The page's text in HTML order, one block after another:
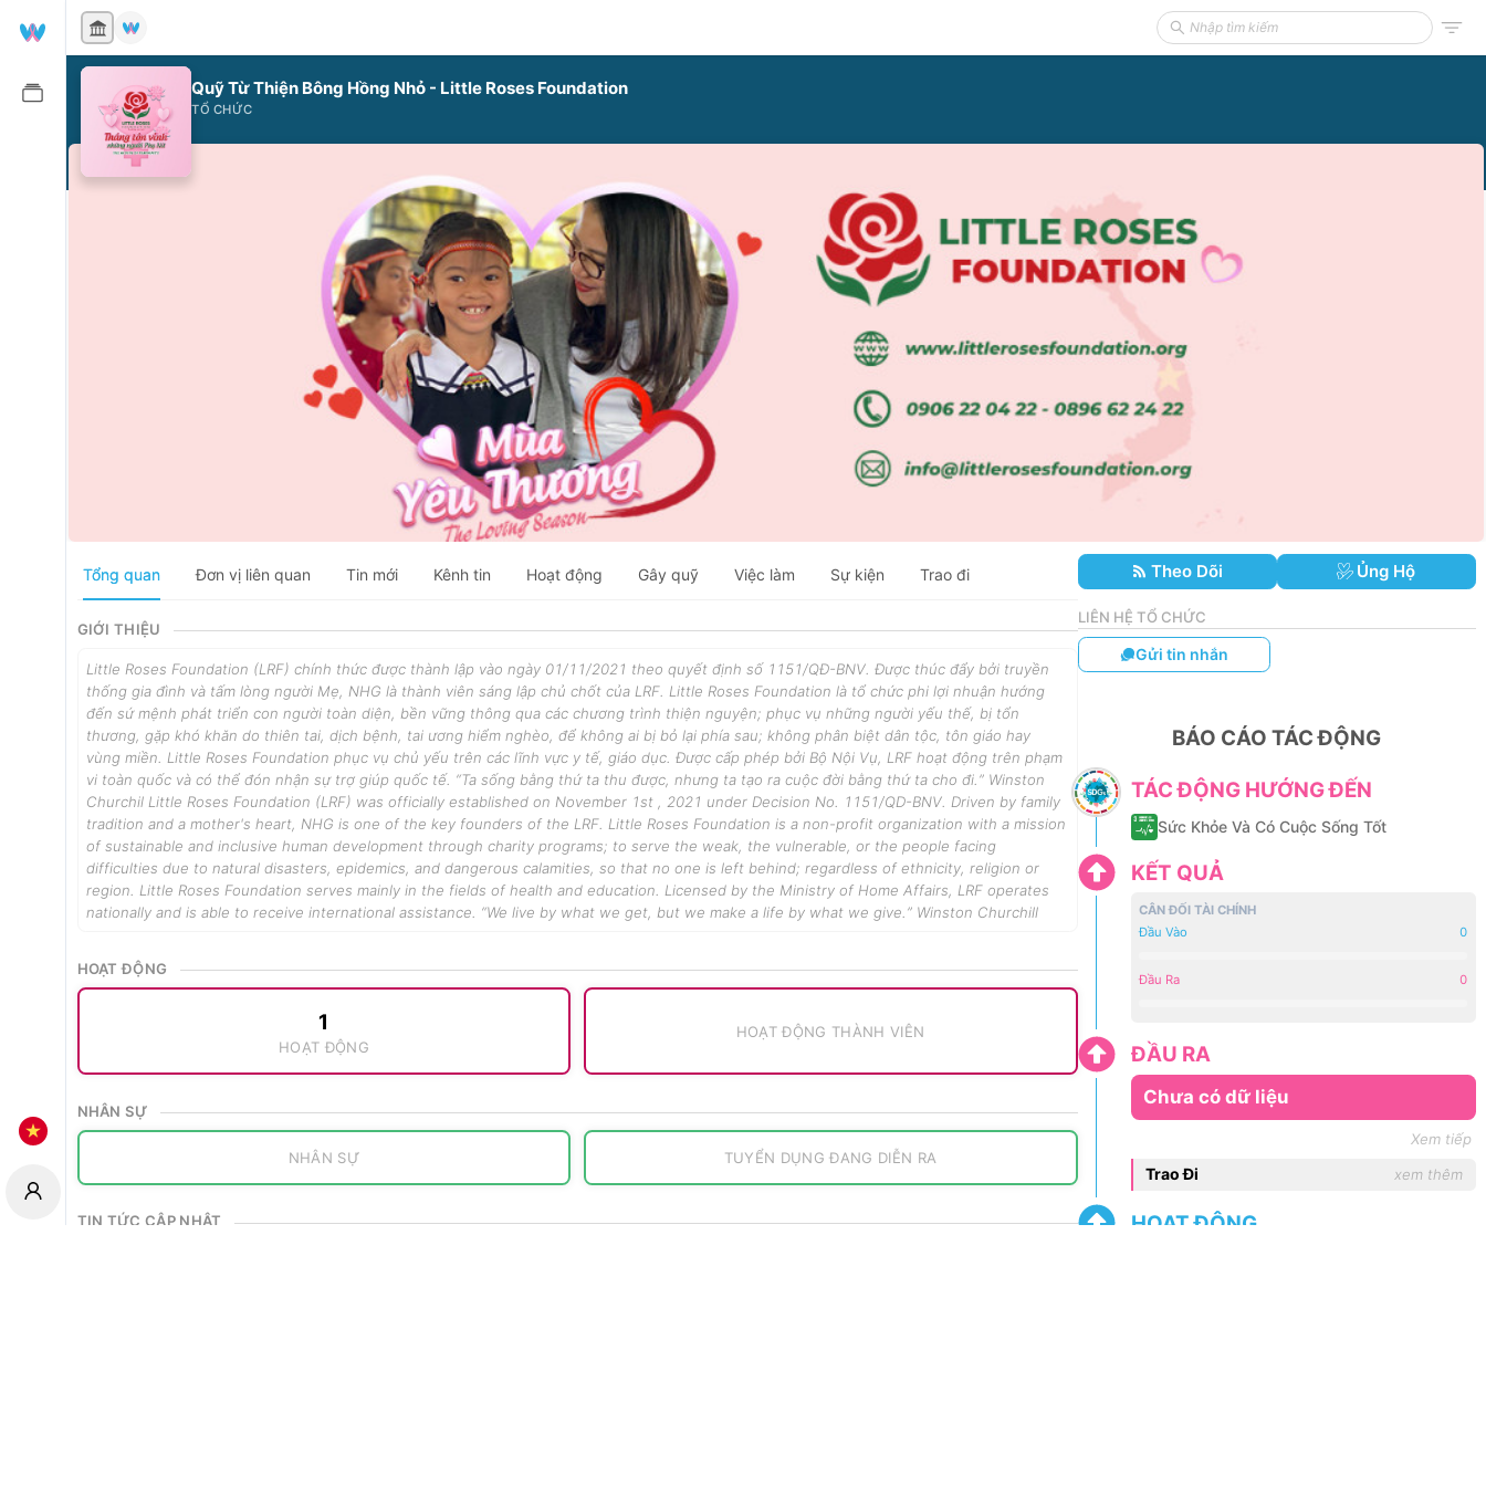
Quỹ Từ Thiện Bông Hồng Nhỏ - Little Roses Foundation
TỔ CHỨC
Tổng quan Đơn vị liên quan Tin mới Kênh tin Hoạt động Gây quỹ Việc làm Sự kiện Trao đi
GIỚI THIỆU
Little Roses Foundation (LRF) chính thức được thành lập vào ngày 01/11/2021 theo quyết định số 1151/QĐ-BNV. Được thúc đẩy bởi truyền
thống gia đình và tấm lòng người Mẹ, NHG là thành viên sáng lập chủ chốt của LRF. Little Roses Foundation là tổ chức phi lợi nhuận hướng
đến sứ mệnh phát triển con người toàn diện, bền vững thông qua các chương trình thiện nguyện; phục vụ những người yếu thế, bị tổn
thương, gặp khó khăn do thiên tai, dịch bệnh, tai ương hiểm nghèo, để không ai bị bỏ lại phía sau; không phân biệt dân tộc, tôn giáo hay
vùng miền. Little Roses Foundation phục vụ chủ yếu trên các lĩnh vực y tế, giáo dục. Được cấp phép bởi Bộ Nội Vụ, LRF hoạt động trên phạm
vi toàn quốc và có thể đón nhận sự trợ giúp quốc tế. “Ta sống bằng thứ ta thu được, nhưng ta tạo ra cuộc đời bằng thứ ta cho đi.” Winston
Churchil Little Roses Foundation (LRF) was officially established on November 1st , 2021 under Decision No. 1151/QD-BNV. Driven by family
tradition and a mother's heart, NHG is one of the key founders of the LRF. Little Roses Foundation is a non-profit organization with a mission
of sustainable and inclusive human development through charity programs; to serve the weak, the vulnerable, or the people facing
difficulties due to natural disasters, epidemics, and dangerous calamities, so that no one is left behind; regardless of ethnicity, religion or
region. Little Roses Foundation serves mainly in the fields of health and education. Licensed by the Ministry of Home Affairs, LRF operates
nationally and is able to receive international assistance. “We live by what we get, but we make a life by what we give.” Winston Churchill
HOẠT ĐỘNG
1
HOẠT ĐỘNG
HOẠT ĐỘNG THÀNH VIÊN
NHÂN SỰ
NHÂN SỰ TUYỂN DỤNG ĐANG DIỄN RA
TIN TỨC CẬP NHẬT
Theo Dõi Ủng Hộ
LIÊN HỆ TỔ CHỨC
Gửi tin nhắn
BÁO CÁO TÁC ĐỘNG
TÁC ĐỘNG HƯỚNG ĐẾN
Sức Khỏe Và Có Cuộc Sống Tốt
KẾT QUẢ
CÂN ĐỐI TÀI CHÍNH
Đầu Vào
0
Đầu Ra 0
ĐẦU RA
Chưa có dữ liệu
Xem tiếp
Trao Đi xem thêm
HOẠT ĐỘNG